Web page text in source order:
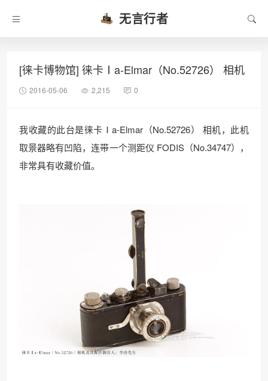
无言行者
[徕卡博物馆] 徕卡Ⅰa-Elmar（No.52726） 相机
2016-05-06 2,215 0
我收藏的此台是徕卡Ⅰa-Elmar（No.52726） 相机，此机
取景器略有凹陷，连带一个测距仪 FODIS（No.34747），
非常具有收藏价值。